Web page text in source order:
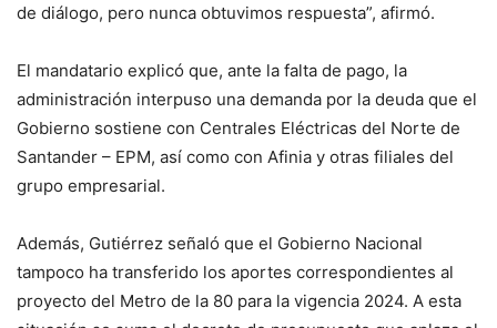
de diálogo, pero nunca obtuvimos respuesta”, afirmó.
El mandatario explicó que, ante la falta de pago, la
administración interpuso una demanda por la deuda que el
Gobierno sostiene con Centrales Eléctricas del Norte de
Santander – EPM, así como con Afinia y otras filiales del
grupo empresarial.
Además, Gutiérrez señaló que el Gobierno Nacional
tampoco ha transferido los aportes correspondientes al
proyecto del Metro de la 80 para la vigencia 2024. A esta